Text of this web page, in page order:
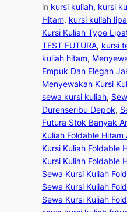
in kursi kuliah, kursi
Hitam, kursi kuliah
Kursi Kuliah Type
TEST FUTURA, kursi
kuliah hitam,
Empuk Dan Elegan
Menyewakan Kursi
sewa kursi kuliah,
Durenseribu Depok,
Futura Stok Banyak
Kuliah Foldable
Kursi Kuliah Foldable
Kursi Kuliah Foldable
Sewa Kursi Kuliah
Sewa Kursi Kuliah
Sewa Kursi Kuliah